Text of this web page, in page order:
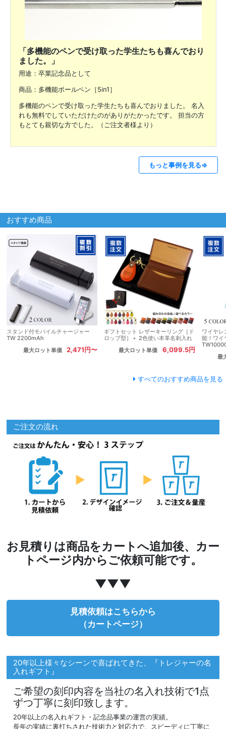
「多機能のペンで受け取った学生たちも喜んでおり
ました。」
用途：卒業記念品として
商品：多機能ボールペン［5in1］
多機能のペンで受け取った学生たちも喜んでおりました。 名入
れも無料でしていただけたのがありがたかったです。 担当の方
もとても親切な方でした。（ご注文者様より）
もっと事例を見る⇒
おすすめ商品
スタンド付モバイルチャージャー
TW 2200mAh
最大ロット単価
2,471円〜
ギフトセット レザーキーリング［ド
ロップ型］＋ 2色使い本革名刺入れ
最大ロット単価
6,099.5円
ワイヤ
能！ワイ
最
すべてのおすすめ商品を見る
ご注文の流れ
お見積りは商品をカートへ追加後、カー
トページ内からご依頼可能です。
▼▼▼
見積依頼はこちらから
（カートページ）
20年以上様々なシーンで喜ばれてきた、『トレジャーの名
入れギフト』
ご希望の刻印内容を当社の名入れ技術で1点
ずつ丁寧に刻印致します。
20年以上の名入れギフト・記念品事業の運営の実績。
長年の実績に裏打ちされた技術力と対応力で、スピーディに丁寧に